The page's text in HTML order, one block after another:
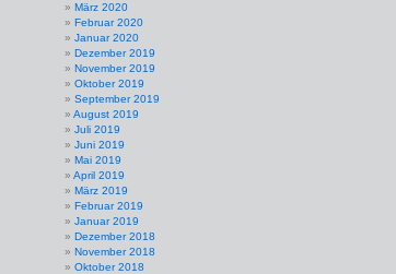
März 2020
Februar 2020
Januar 2020
Dezember 2019
November 2019
Oktober 2019
September 2019
August 2019
Juli 2019
Juni 2019
Mai 2019
April 2019
März 2019
Februar 2019
Januar 2019
Dezember 2018
November 2018
Oktober 2018